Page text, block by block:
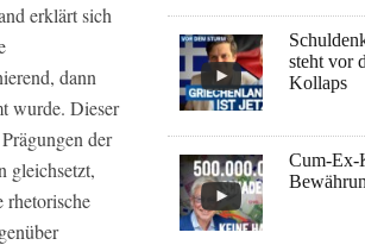
erklärt sich
dann
wurde. Dieser
der
gleichsetzt,
rhetorische
steht vor
Kollaps
Cum-Ex-